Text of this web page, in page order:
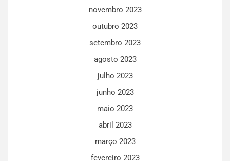
novembro 2023
outubro 2023
setembro 2023
agosto 2023
julho 2023
junho 2023
maio 2023
abril 2023
março 2023
fevereiro 2023